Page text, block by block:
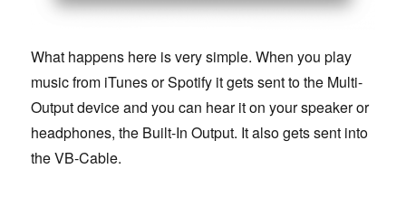
What happens here is very simple. When you play
music from iTunes or Spotify it gets sent to the Multi-
Output device and you can hear it on your speaker or
headphones, the Built-In Output. It also gets sent into
the VB-Cable.